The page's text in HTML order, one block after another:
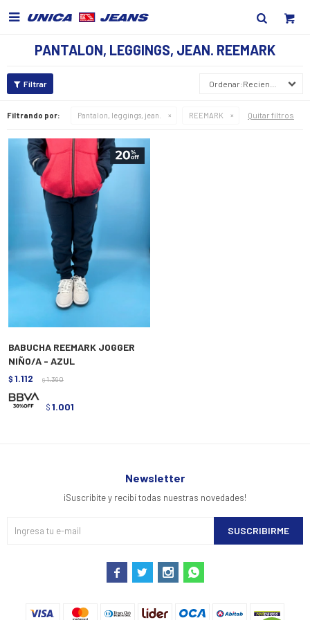

PANTALON, LEGGINGS, JEAN. REEMARK
Recientes
Filtrando por: Pantalon, leggings, jean. REEMARK Quitar filtros
BABUCHA REEMARK JOGGER
NIÑO/A - AZUL
$ 1.112 $ 1.390
$ 1.001
Newsletter
¡Suscribite y recibí todas nuestras novedades!
SUSCRIBIRME
   